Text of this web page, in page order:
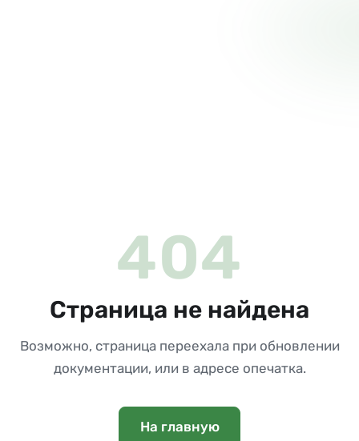
404
Страница не найдена
Возможно, страница переехала при обновлении
документации, или в адресе опечатка.
На главную